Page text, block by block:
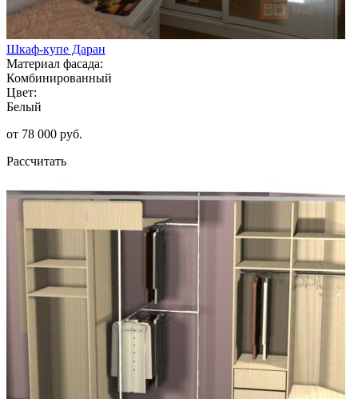
Шкаф-купе Даран
Материал фасада:
Комбинированный
Цвет:
Белый
от 78 000 руб.
Рассчитать